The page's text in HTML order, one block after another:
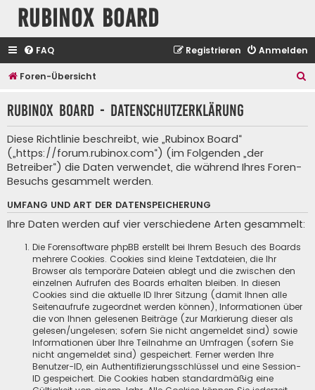
Rubinox Board
FAQ Anmelden
Registrieren
Foren-Übersicht
h
Rubinox Board - Datenschutzerklärung
Diese Richtlinie beschreibt, wie „Rubinox Board“
(„https://forum.rubinox.com“) (im Folgenden „der
Betreiber“) die Daten verwendet, die während Ihres Foren-
Besuchs gesammelt werden.
UMFANG UND ART DER DATENSPEICHERUNG
Ihre Daten werden auf vier verschiedene Arten gesammelt:
Die Forensoftware phpBB erstellt bei Ihrem Besuch des Boards
mehrere Cookies. Cookies sind kleine Textdateien, die Ihr
Browser als temporäre Dateien ablegt und die zwischen den
einzelnen Aufrufen des Boards erhalten bleiben. In diesen
Cookies sind die aktuelle ID Ihrer Sitzung (damit Ihnen alle
Seitenaufrufe zugeordnet werden können), Informationen über
die von Ihnen gelesenen Beiträge (zur Markierung dieser als
gelesen/ungelesen; sofern Sie nicht angemeldet sind) sowie
Informationen über Ihre Teilnahme an Umfragen (sofern Sie
nicht angemeldet sind) gespeichert. Ferner werden Ihre
Benutzer-ID, ein Authentifizierungsschlüssel und eine Session-
ID gespeichert. Die Cookies haben standardmäßig eine